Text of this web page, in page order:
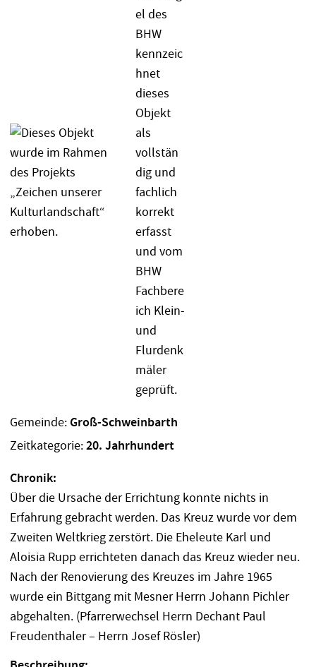
Gemeinde:Groß-Schweinbarth
Zeitkategorie:20. Jahrhundert
Chronik:
Über die Ursache der Errichtung konnte nichts in
Erfahrung gebracht werden. Das Kreuz wurde vor dem
Zweiten Weltkrieg zerstört. Die Eheleute Karl und
Aloisia Rupp errichteten danach das Kreuz wieder neu.
Nach der Renovierung des Kreuzes im Jahre 1965
wurde ein Bittgang mit Mesner Herrn Johann Pichler
abgehalten. (Pfarrerwechsel Herrn Dechant Paul
Freudenthaler – Herrn Josef Rösler)